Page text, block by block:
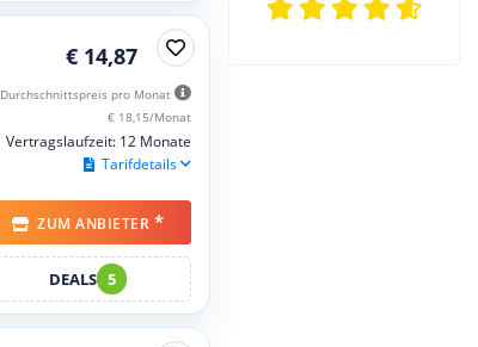
€ 14,87
Durchschnittspreis pro Monat
€ 18,15/Monat
Vertragslaufzeit: 12 Monate
Tarifdetails
ZUM ANBIETER *
DEALS 5